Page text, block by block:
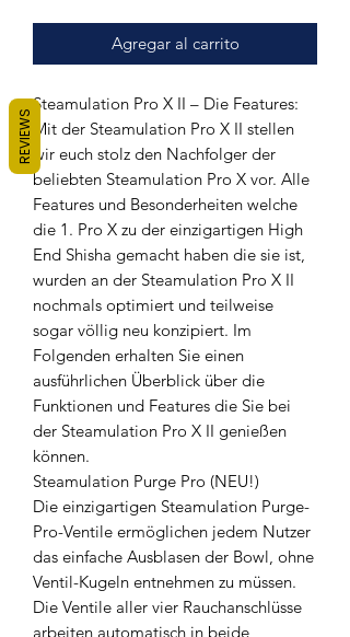
Agregar al carrito
Steamulation Pro X II – Die Features:
Mit der Steamulation Pro X II stellen
wir euch stolz den Nachfolger der
beliebten Steamulation Pro X vor. Alle
Features und Besonderheiten welche
die 1. Pro X zu der einzigartigen High
End Shisha gemacht haben die sie ist,
wurden an der Steamulation Pro X II
nochmals optimiert und teilweise
sogar völlig neu konzipiert. Im
Folgenden erhalten Sie einen
ausführlichen Überblick über die
Funktionen und Features die Sie bei
der Steamulation Pro X II genießen
können.
Steamulation Purge Pro (NEU!)
Die einzigartigen Steamulation Purge-
Pro-Ventile ermöglichen jedem Nutzer
das einfache Ausblasen der Bowl, ohne
Ventil-Kugeln entnehmen zu müssen.
Die Ventile aller vier Rauchanschlüsse
arbeiten automatisch in beide
REVIEWS